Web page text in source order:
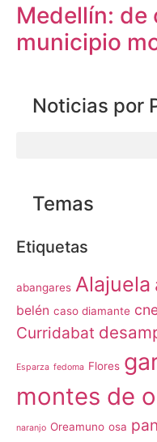
Medellín: de
municipio
Noticias por
Temas
Etiquetas
abangares Alajuela
belén caso diamante
Curridabat
Esparza fedoma Flores
montes de
naranjo Oreamuno osa